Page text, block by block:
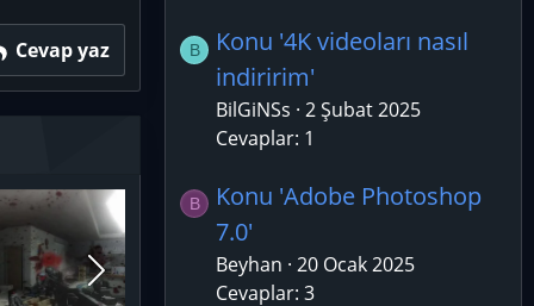
Cevap yaz B
Konu '4K videoları nasıl
indiririm'
BilGiNSs 2 Şubat 2025
Cevaplar: 1
B
Konu 'Adobe Photoshop
7.0'
Beyhan 20 Ocak 2025
Cevaplar: 3